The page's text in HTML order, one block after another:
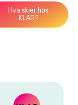
Hva skjer hos
KLAR?